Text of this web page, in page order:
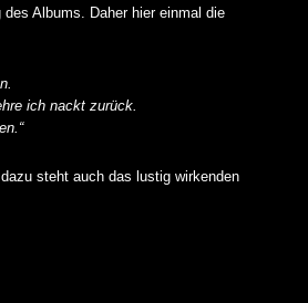
Albums. Daher hier einmal die
ich nackt zurück.
steht auch das lustig wirkenden